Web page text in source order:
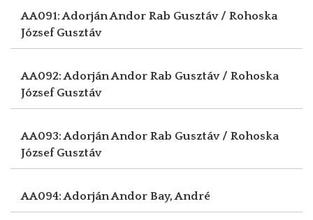
AA091: Adorján Andor Rab Gusztáv / Rohoska
József Gusztáv
AA092: Adorján Andor Rab Gusztáv / Rohoska
József Gusztáv
AA093: Adorján Andor Rab Gusztáv / Rohoska
József Gusztáv
AA094: Adorján Andor Bay, André